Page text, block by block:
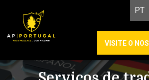
PT
VISITE O